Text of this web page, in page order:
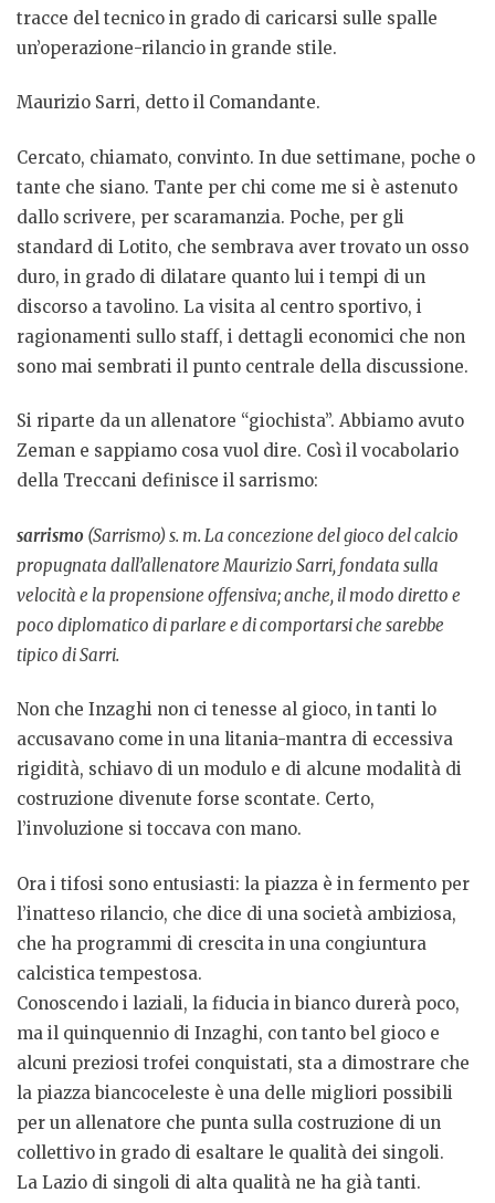
tracce del tecnico in grado di caricarsi sulle spalle
un’operazione-rilancio in grande stile.
Maurizio Sarri, detto il Comandante.
Cercato, chiamato, convinto. In due settimane, poche o
tante che siano. Tante per chi come me si è astenuto
dallo scrivere, per scaramanzia. Poche, per gli
standard di Lotito, che sembrava aver trovato un osso
duro, in grado di dilatare quanto lui i tempi di un
discorso a tavolino. La visita al centro sportivo, i
ragionamenti sullo staff, i dettagli economici che non
sono mai sembrati il punto centrale della discussione.
Si riparte da un allenatore “giochista”. Abbiamo avuto
Zeman e sappiamo cosa vuol dire. Così il vocabolario
della Treccani definisce il sarrismo:
sarrismo (Sarrismo) s. m. La concezione del gioco del calcio
propugnata dall’allenatore Maurizio Sarri, fondata sulla
velocità e la propensione offensiva; anche, il modo diretto e
poco diplomatico di parlare e di comportarsi che sarebbe
tipico di Sarri.
Non che Inzaghi non ci tenesse al gioco, in tanti lo
accusavano come in una litania-mantra di eccessiva
rigidità, schiavo di un modulo e di alcune modalità di
costruzione divenute forse scontate. Certo,
l’involuzione si toccava con mano.
Ora i tifosi sono entusiasti: la piazza è in fermento per
l’inatteso rilancio, che dice di una società ambiziosa,
che ha programmi di crescita in una congiuntura
calcistica tempestosa.
Conoscendo i laziali, la fiducia in bianco durerà poco,
ma il quinquennio di Inzaghi, con tanto bel gioco e
alcuni preziosi trofei conquistati, sta a dimostrare che
la piazza biancoceleste è una delle migliori possibili
per un allenatore che punta sulla costruzione di un
collettivo in grado di esaltare le qualità dei singoli.
La Lazio di singoli di alta qualità ne ha già tanti.